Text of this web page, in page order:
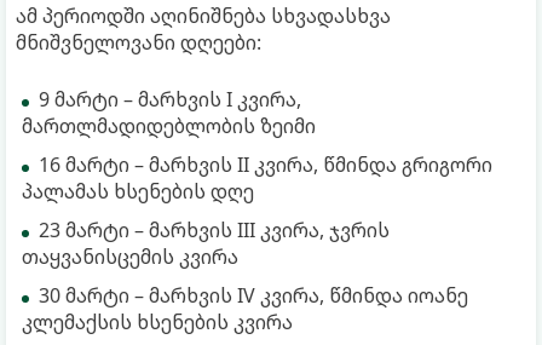
ამ პერიოდში აღინიშნება სხვადასხვა
მნიშვნელოვანი დღეები:
9 მარტი – მარხვის I კვირა,
მართლმადიდებლობის ზეიმი
16 მარტი – მარხვის II კვირა, წმინდა გრიგორი
პალამას ხსენების დღე
23 მარტი – მარხვის III კვირა, ჯვრის
თაყვანისცემის კვირა
30 მარტი – მარხვის IV კვირა, წმინდა იოანე
კლემაქსის ხსენების კვირა